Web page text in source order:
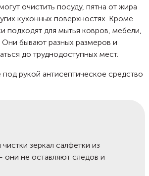
очистить посуду, пятна от жира
кухонных поверхностях. Кроме
подходят для мытья ковров, мебели,
Они бывают разных размеров и
до труднодоступных мест.
под рукой антисептическое средство
зеркал салфетки из
не оставляют следов и